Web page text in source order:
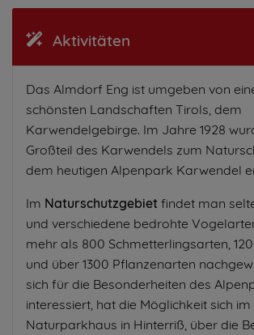
Aktivitäten
Das Almdorf Eng ist umgeben von
schönsten Landschaften Tirols, dem
Karwendelgebirge. Im Jahre 1928
Großteil des Karwendels zum
dem heutigen Alpenpark Karwendel
Im Naturschutzgebiet findet man
und verschiedene bedrohte
mehr als 800 Schmetterlingsarten,
und über 1300 Pflanzenarten
sich für die Besonderheiten des
interessiert, hat die Möglichkeit sich im
Naturparkhaus in Hinterriß, über die